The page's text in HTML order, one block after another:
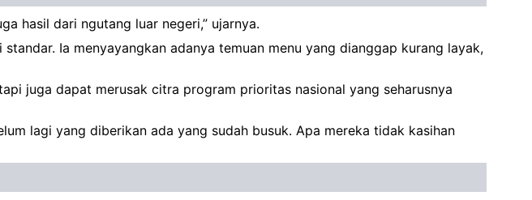
hasil dari ngutang luar negeri,” ujarnya.
Ia menyayangkan adanya temuan menu yang dianggap kurang layak,
juga dapat merusak citra program prioritas nasional yang seharusnya
lagi yang diberikan ada yang sudah busuk. Apa mereka tidak kasihan